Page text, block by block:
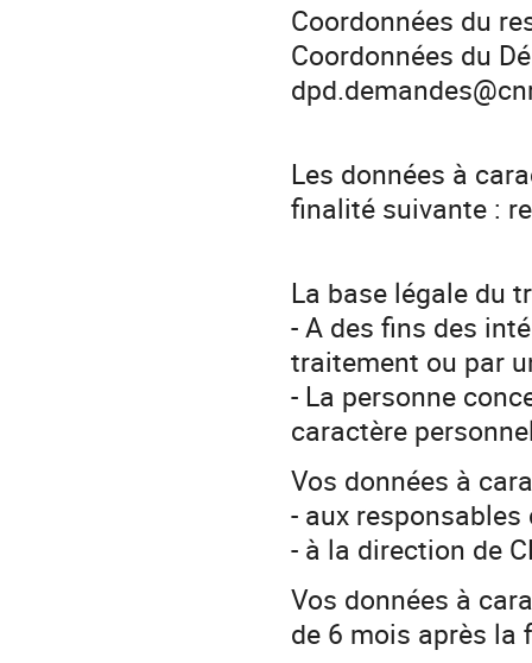
Coordonnées du
Coordonnées du
Les données à
finalité suivante :
La base légale du
- A des fins des
traitement ou par
- La personne
caractère
Vos données à
- aux responsables
- à la direction de
Vos données à
de 6 mois après la